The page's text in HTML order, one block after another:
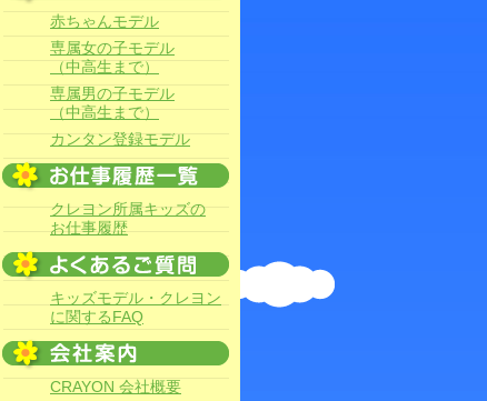
赤ちゃんモデル
専属女の子モデル
（中高生まで）
専属男の子モデル
（中高生まで）
カンタン登録モデル
クレヨン所属キッズの
お仕事履歴
キッズモデル・クレヨン
に関するFAQ
CRAYON 会社概要